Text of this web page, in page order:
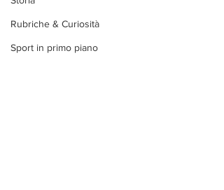
Rubriche & Curiosità
Sport in primo piano